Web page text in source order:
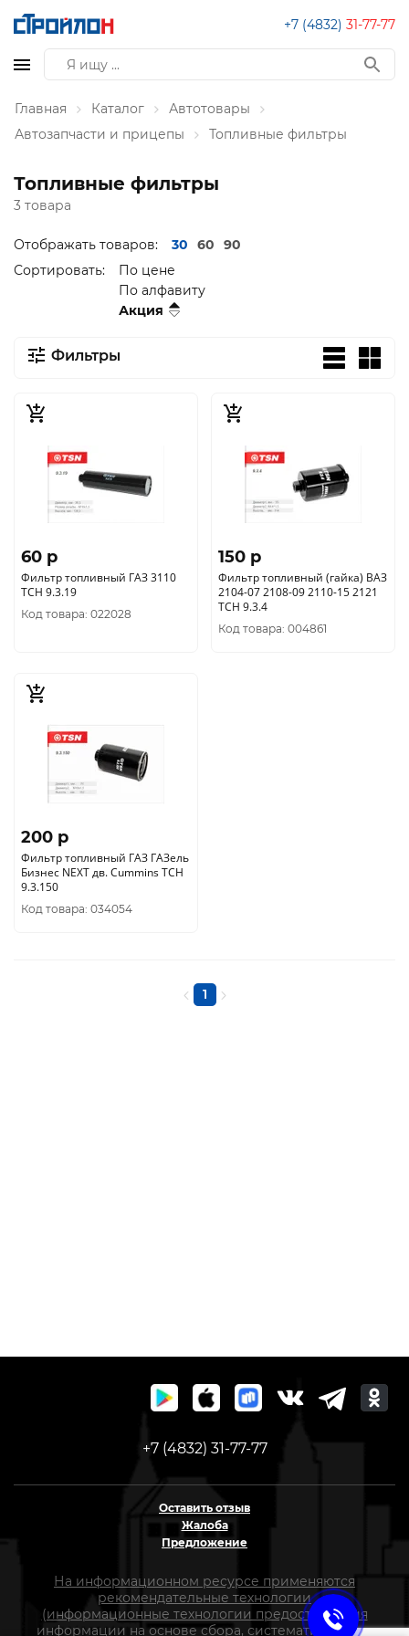
+7 (4832) 31-77-77
Главная Каталог
Автотовары
Автозапчасти и прицепы
Топливные фильтры
Топливные фильтры
3 товара
Отображать товаров: 30 60
90
Сортировать:
По цене
По алфавиту
Акция
Фильтры
60 p
Фильтр топливный ГАЗ 3110
ТСН 9.3.19
Код товара: 022028
150 p
Фильтр топливный (гайка) ВАЗ
2104-07 2108-09 2110-15 2121
ТСН 9.3.4
Код товара: 004861
200 p
Фильтр топливный ГАЗ ГАЗель
Бизнес NEXT дв. Cummins ТСН
9.3.150
Код товара: 034054
1
+7 (4832) 31-77-77
Оставить отзыв
Жалоба
Предложение
На информационном ресурсе применяются
рекомендательные технологии
(информационные технологии предоставления
информации на основе сбора, систематизации и